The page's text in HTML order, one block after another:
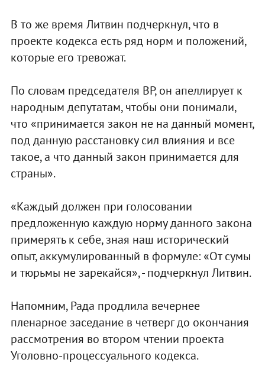
В то же время Литвин подчеркнул, что в
проекте кодекса есть ряд норм и положений,
которые его тревожат.
По словам председателя ВР, он апеллирует к
народным депутатам, чтобы они понимали,
что «принимается закон не на данный момент,
под данную расстановку сил влияния и все
такое, а что данный закон принимается для
страны».
«Каждый должен при голосовании
предложенную каждую норму данного закона
примерять к себе, зная наш исторический
опыт, аккумулированный в формуле: «От сумы
и тюрьмы не зарекайся», - подчеркнул Литвин.
Напомним, Рада продлила вечернее
пленарное заседание в четверг до окончания
рассмотрения во втором чтении проекта
Уголовно-процессуального кодекса.